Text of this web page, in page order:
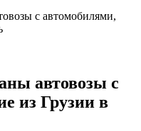
с автомобилями,
автовозы с
из Грузии в